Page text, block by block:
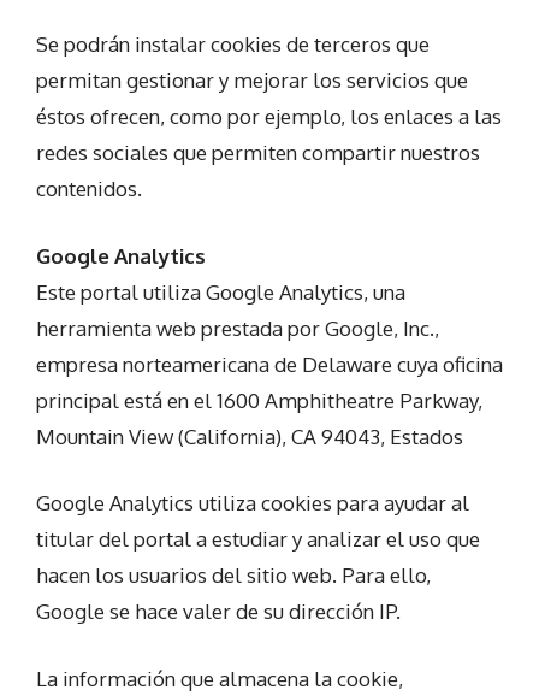
Se podrán instalar cookies de terceros que
permitan gestionar y mejorar los servicios que
éstos ofrecen, como por ejemplo, los enlaces a las
redes sociales que permiten compartir nuestros
contenidos.
Google Analytics
Este portal utiliza Google Analytics, una
herramienta web prestada por Google, Inc.,
empresa norteamericana de Delaware cuya oficina
principal está en el 1600 Amphitheatre Parkway,
Mountain View (California), CA 94043, Estados
Google Analytics utiliza cookies para ayudar al
titular del portal a estudiar y analizar el uso que
hacen los usuarios del sitio web. Para ello,
Google se hace valer de su dirección IP.
La información que almacena la cookie,